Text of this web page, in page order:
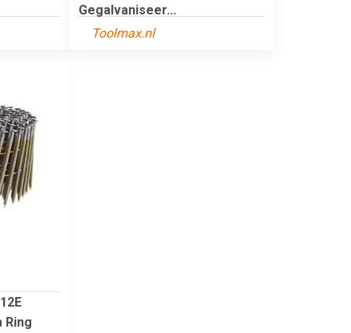
Gegalvaniseer...
Toolmax.nl
Ring